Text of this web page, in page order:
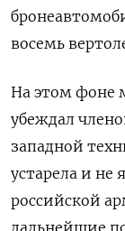
восемь
На этом фоне
убеждал
западной
устарела и не
российской